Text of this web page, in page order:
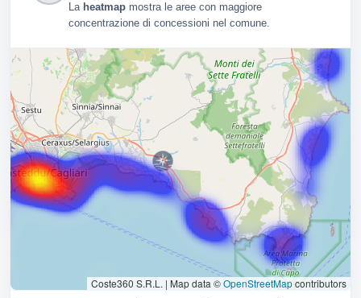
La heatmap mostra le aree con maggiore
concentrazione di concessioni nel comune.
Coste360 S.R.L. | Map data ©OpenStreetMapcontributors